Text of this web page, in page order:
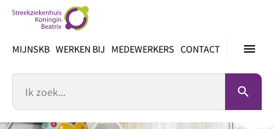
inhoud
menu
MIJNSKB WERKEN BIJ MEDEWERKERS CONTACT
search